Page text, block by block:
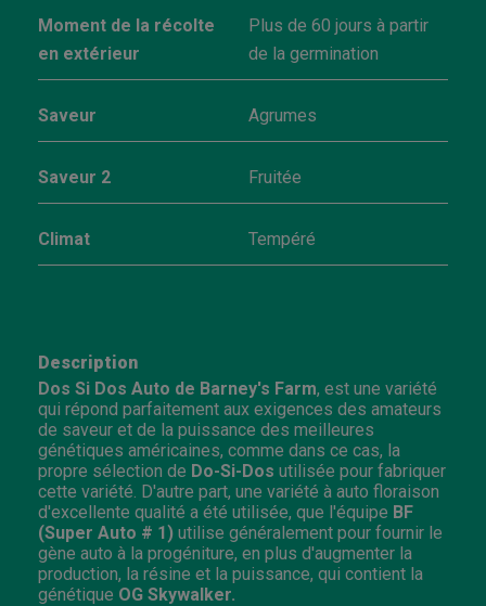
Moment de la récolte
en extérieur
Plus de 60 jours à partir
de la germination
Saveur Agrumes
Saveur 2 Fruitée
Climat Tempéré
Description
Dos Si Dos Auto de Barney's Farm, est une variété
qui répond parfaitement aux exigences des amateurs
de saveur et de la puissance des meilleures
génétiques américaines, comme dans ce cas, la
propre sélection de Do-Si-Dos utilisée pour fabriquer
cette variété. D'autre part, une variété à auto floraison
d'excellente qualité a été utilisée, que l'équipe BF
(Super Auto # 1) utilise généralement pour fournir le
gène auto à la progéniture, en plus d'augmenter la
production, la résine et la puissance, qui contient la
génétique OG Skywalker.